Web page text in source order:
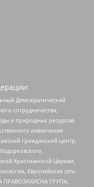
Демократический
сотрудничества,
и природных ресурсов,
извлечения
гражданский центр,
Христианской Церкви,
Европейская сеть
ПРАВОЗАХИСНА ГРУПА,